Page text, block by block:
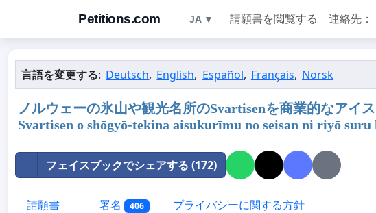
Petitions.com JA ▼ 請願書を閲覧する 連絡先：
言語を変更する: Deutsch, English, Español, Français, Norsk
ノルウェーの氷山や観光名所のSvartisenを商業的なアイ
Svartisen o shōgyō-tekina aisukurīmu no seisan ni riyō suru
フェイスブックでシェアする (172)
請願書 署名 406 プライバシーに関する方針